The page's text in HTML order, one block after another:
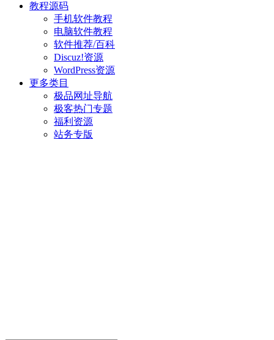
教程源码
手机软件教程
电脑软件教程
软件推荐/百科
Discuz!资源
WordPress资源
更多类目
极品网址导航
极客热门专题
福利资源
站务专版